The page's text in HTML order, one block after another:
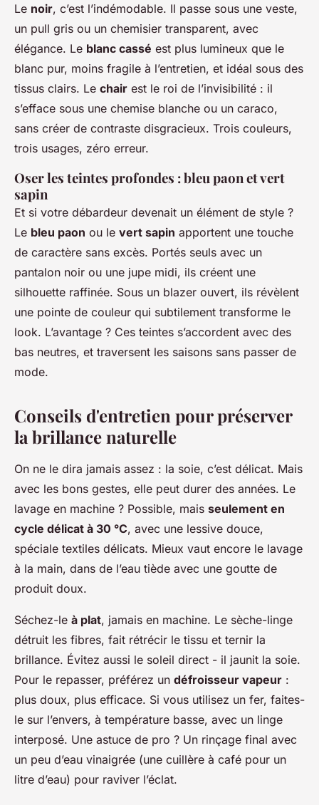
Le noir, c’est l’indémodable. Il passe sous une veste,
un pull gris ou un chemisier transparent, avec
élégance. Le blanc cassé est plus lumineux que le
blanc pur, moins fragile à l’entretien, et idéal sous des
tissus clairs. Le chair est le roi de l’invisibilité : il
s’efface sous une chemise blanche ou un caraco,
sans créer de contraste disgracieux. Trois couleurs,
trois usages, zéro erreur.
Oser les teintes profondes : bleu paon et vert
sapin
Et si votre débardeur devenait un élément de style ?
Le bleu paon ou le vert sapin apportent une touche
de caractère sans excès. Portés seuls avec un
pantalon noir ou une jupe midi, ils créent une
silhouette raffinée. Sous un blazer ouvert, ils révèlent
une pointe de couleur qui subtilement transforme le
look. L’avantage ? Ces teintes s’accordent avec des
bas neutres, et traversent les saisons sans passer de
mode.
Conseils d'entretien pour préserver
la brillance naturelle
On ne le dira jamais assez : la soie, c’est délicat. Mais
avec les bons gestes, elle peut durer des années. Le
lavage en machine ? Possible, mais seulement en
cycle délicat à 30 °C, avec une lessive douce,
spéciale textiles délicats. Mieux vaut encore le lavage
à la main, dans de l’eau tiède avec une goutte de
produit doux.
Séchez-le à plat, jamais en machine. Le sèche-linge
détruit les fibres, fait rétrécir le tissu et ternir la
brillance. Évitez aussi le soleil direct - il jaunit la soie.
Pour le repasser, préférez un défroisseur vapeur :
plus doux, plus efficace. Si vous utilisez un fer, faites-
le sur l’envers, à température basse, avec un linge
interposé. Une astuce de pro ? Un rinçage final avec
un peu d’eau vinaigrée (une cuillère à café pour un
litre d’eau) pour raviver l’éclat.